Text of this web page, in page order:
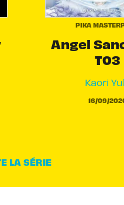
PIKA
Angel
T03
Kaori
16/09/
LA SÉRIE